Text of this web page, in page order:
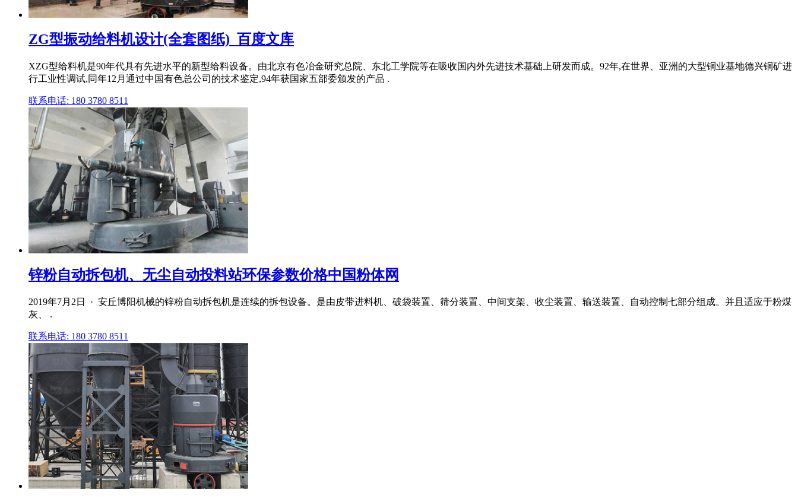
ZG型振动给料机设计(全套图纸)_百度文库
XZG型给料机是90年代具有先进水平的新型给料设备。由北京有色冶金研究总院、东北工学院等在吸收国内外先进技术基础上研发而成。92年,在世界、亚洲的大型铜业基地德兴铜矿进
行工业性调试,同年12月通过中国有色总公司的技术鉴定,94年获国家五部委颁发的产品 .
联系电话: 180 3780 8511
锌粉自动拆包机、无尘自动投料站环保参数价格中国粉体网
2019年7月2日 · 安丘博阳机械的锌粉自动拆包机是连续的拆包设备。是由皮带进料机、破袋装置、筛分装置、中间支架、收尘装置、输送装置、自动控制七部分组成。并且适应于粉煤
灰、 .
联系电话: 180 3780 8511